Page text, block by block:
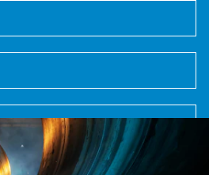
mes données personnelles à des fins de
conformément à la politique de